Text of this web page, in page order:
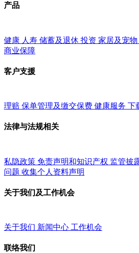
产品
健康 人寿 储蓄及退休 投资 家居及宠物
商业保障
客户支援
理赔 保单管理及缴交保费 健康服务 下
法律与法规相关
私隐政策 免责声明和知识产权 监管披
问题 收集个人资料声明
关于我们及工作机会
关于我们 新闻中心 工作机会
联络我们